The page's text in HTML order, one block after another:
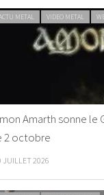
METAL VIDEO METAL
Amarth sonne le
2 octobre
JUILLET 2026